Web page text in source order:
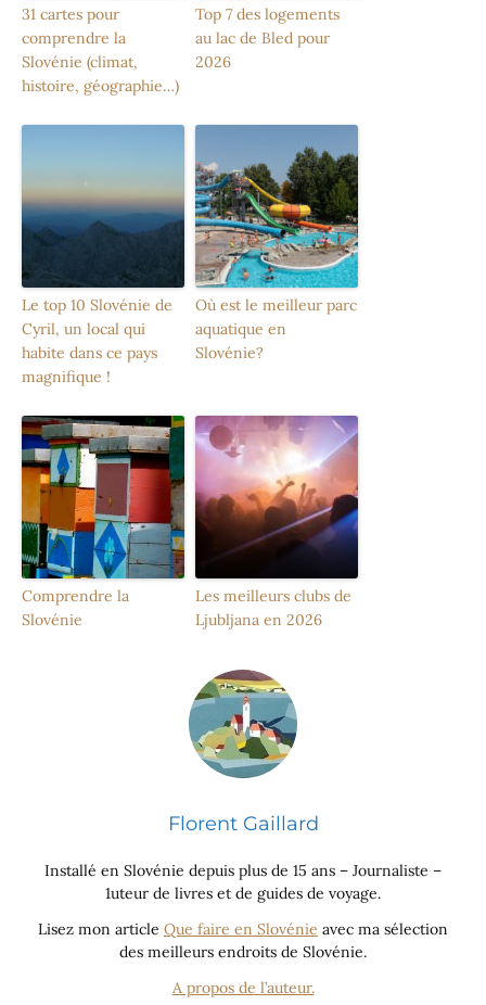
31 cartes pour
comprendre la
Slovénie (climat,
histoire, géographie…)
Top 7 des logements
au lac de Bled pour
2026
Le top 10 Slovénie de
Cyril, un local qui
habite dans ce pays
magnifique !
Où est le meilleur parc
aquatique en
Slovénie?
Comprendre la
Slovénie
Les meilleurs clubs de
Ljubljana en 2026
Florent Gaillard
Installé en Slovénie depuis plus de 15 ans – Journaliste –
1uteur de livres et de guides de voyage.
Lisez mon article Que faire en Slovénie avec ma sélection
des meilleurs endroits de Slovénie.
A propos de l’auteur.